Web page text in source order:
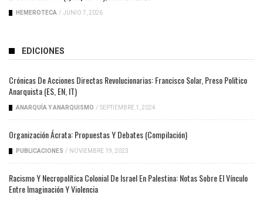
HEMEROTECA / JUNIO 7, 2026
EDICIONES
Crónicas De Acciones Directas Revolucionarias: Francisco Solar, Preso Político
Anarquista (ES, EN, IT)
ANARQUÍA Y ANARQUISMO / SEPTIEMBRE 1, 2024
Organización Ácrata: Propuestas Y Debates (compilación)
PUBLICACIONES / NOVIEMBRE 19, 2023
Racismo Y Necropolítica Colonial De Israel En Palestina: Notas Sobre El Vínculo
Entre Imaginación Y Violencia